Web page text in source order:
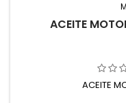
ACEITE
ACEITE